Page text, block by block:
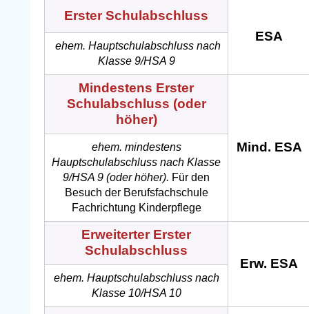
Erster Schulabschluss
ESA
ehem. Hauptschulabschluss nach
Klasse 9/HSA 9
Mindestens Erster
Schulabschluss (oder
höher)
Mind. ESA
ehem. mindestens
Hauptschulabschluss nach Klasse
9/HSA 9 (oder höher). Für den
Besuch der Berufsfachschule
Fachrichtung Kinderpflege
Erweiterter Erster
Schulabschluss
Erw. ESA
ehem. Hauptschulabschluss nach
Klasse 10/HSA 10